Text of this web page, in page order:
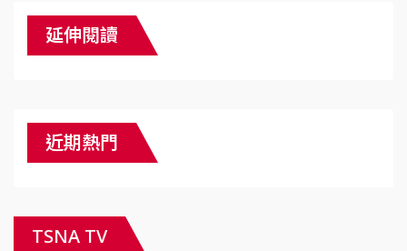
延伸閱讀
近期熱門
TSNA TV